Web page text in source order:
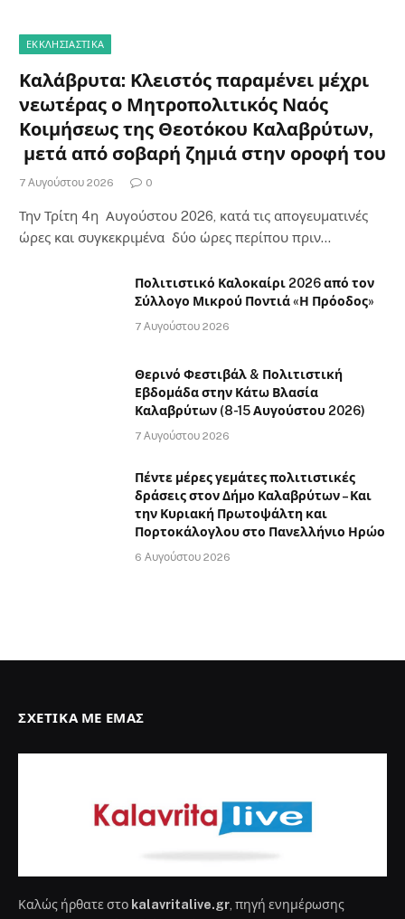
ΕΚΚΛΗΣΙΑΣΤΙΚΑ
Καλάβρυτα: Κλειστός παραμένει μέχρι
νεωτέρας ο Μητροπολιτικός Ναός
Κοιμήσεως της Θεοτόκου Καλαβρύτων,
μετά από σοβαρή ζημιά στην οροφή του
7 Αυγούστου 2026 0
Την Τρίτη 4η Αυγούστου 2026, κατά τις απογευματινές
ώρες και συγκεκριμένα δύο ώρες περίπου πριν…
Πολιτιστικό Καλοκαίρι 2026 από τον
Σύλλογο Μικρού Ποντιά «Η Πρόοδος»
7 Αυγούστου 2026
Θερινό Φεστιβάλ & Πολιτιστική
Εβδομάδα στην Κάτω Βλασία
Καλαβρύτων (8-15 Αυγούστου 2026)
7 Αυγούστου 2026
Πέντε μέρες γεμάτες πολιτιστικές
δράσεις στον Δήμο Καλαβρύτων – Και
την Κυριακή Πρωτοψάλτη και
Πορτοκάλογλου στο Πανελλήνιο Ηρώο
6 Αυγούστου 2026
ΣΧΕΤΙΚΆ ΜΕ ΕΜΆΣ
Καλώς ήρθατε στο kalavritalive.gr , πηγή ενημέρωσης